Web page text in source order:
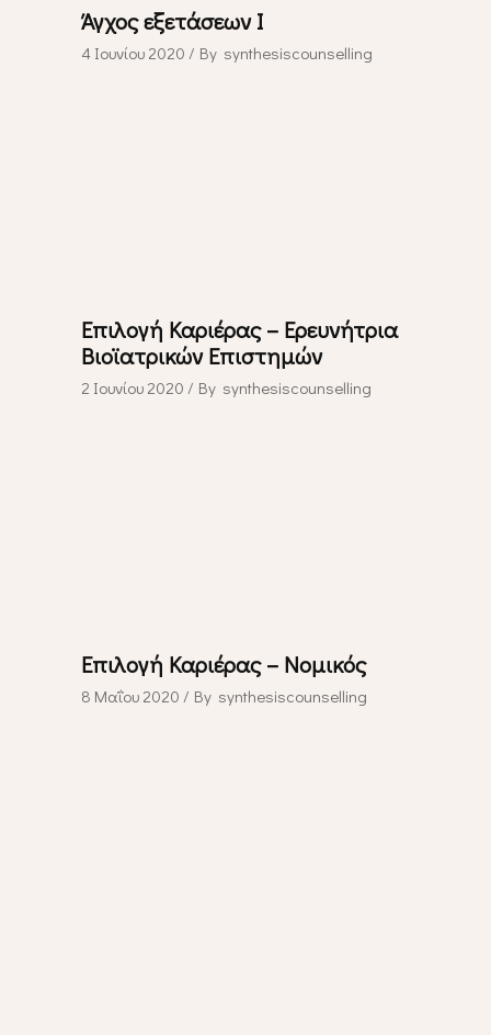
Άγχος εξετάσεων I
4 Ιουνίου 2020 By synthesiscounselling
Επιλογή Καριέρας – Ερευνήτρια
Βιοϊατρικών Επιστημών
2 Ιουνίου 2020 By synthesiscounselling
Επιλογή Καριέρας – Νομικός
8 Μαΐου 2020 By synthesiscounselling